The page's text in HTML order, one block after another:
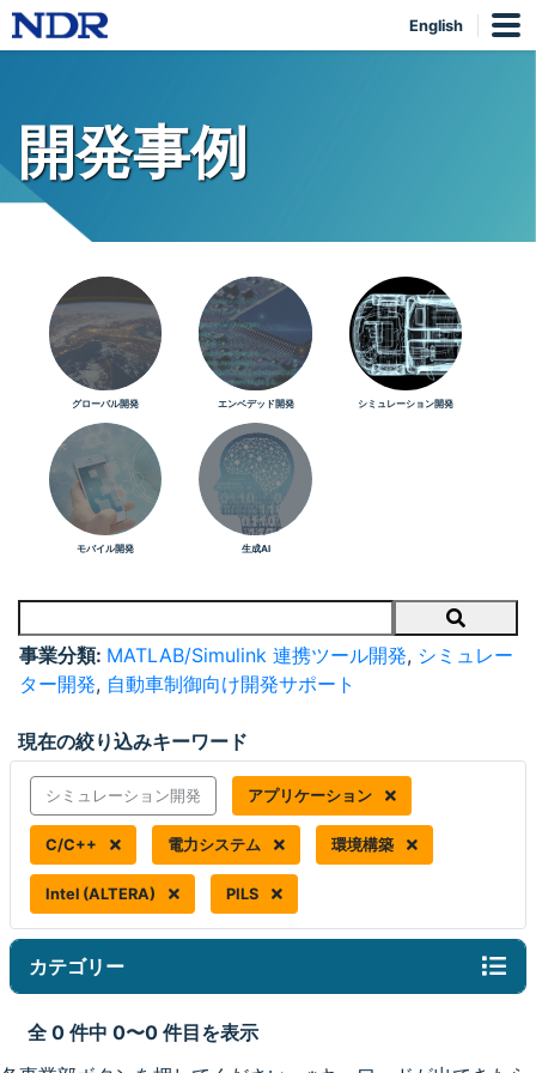
English
開発事例
グローバル開発 エンベデッド開発 シミュレーション開発
モバイル開発 生成AI
Search
事業分類: MATLAB/Simulink 連携ツール開発, シミュレー
ター開発, 自動車制御向け開発サポート
現在の絞り込みキーワード
シミュレーション開発 アプリケーション
C/C++ 電力システム 環境構築
Intel (ALTERA) PILS
カテゴリー
全 0 件中 0〜0 件目を表示